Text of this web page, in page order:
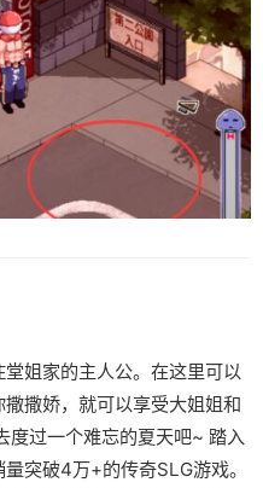
姐家的主人公。在这里可以
撒娇，就可以享受大姐姐和
度过一个难忘的夏天吧~ 踏入
突破4万+的传奇SLG游戏。